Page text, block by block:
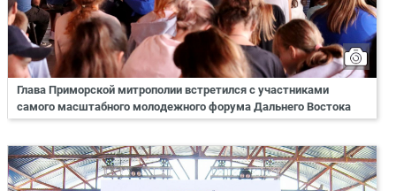
Глава Приморской митрополии встретился с участниками
самого масштабного молодежного форума Дальнего Востока